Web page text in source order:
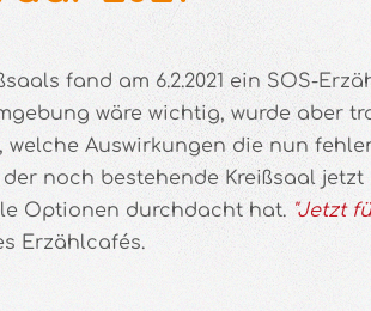
fand am 6.2.2021 ein SOS-
wäre wichtig, wurde aber
Auswirkungen die nun
noch bestehende Kreißsaal
Optionen durchdacht hat. "Jetzt
Erzählcafés.